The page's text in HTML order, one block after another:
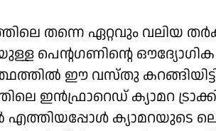
തന്നെ ഏറ്റവും വലിയ
പെന്റഗണിന്റെ
ഈ വസ്തു
ഇന്‍ഫ്രാറെഡ് ക്യാമറ
എത്തിയപ്പോള്‍ ക്യാമറയുടെ